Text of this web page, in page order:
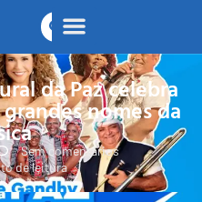
da Paz celebra
nomes da
Sem comentários
de leitura